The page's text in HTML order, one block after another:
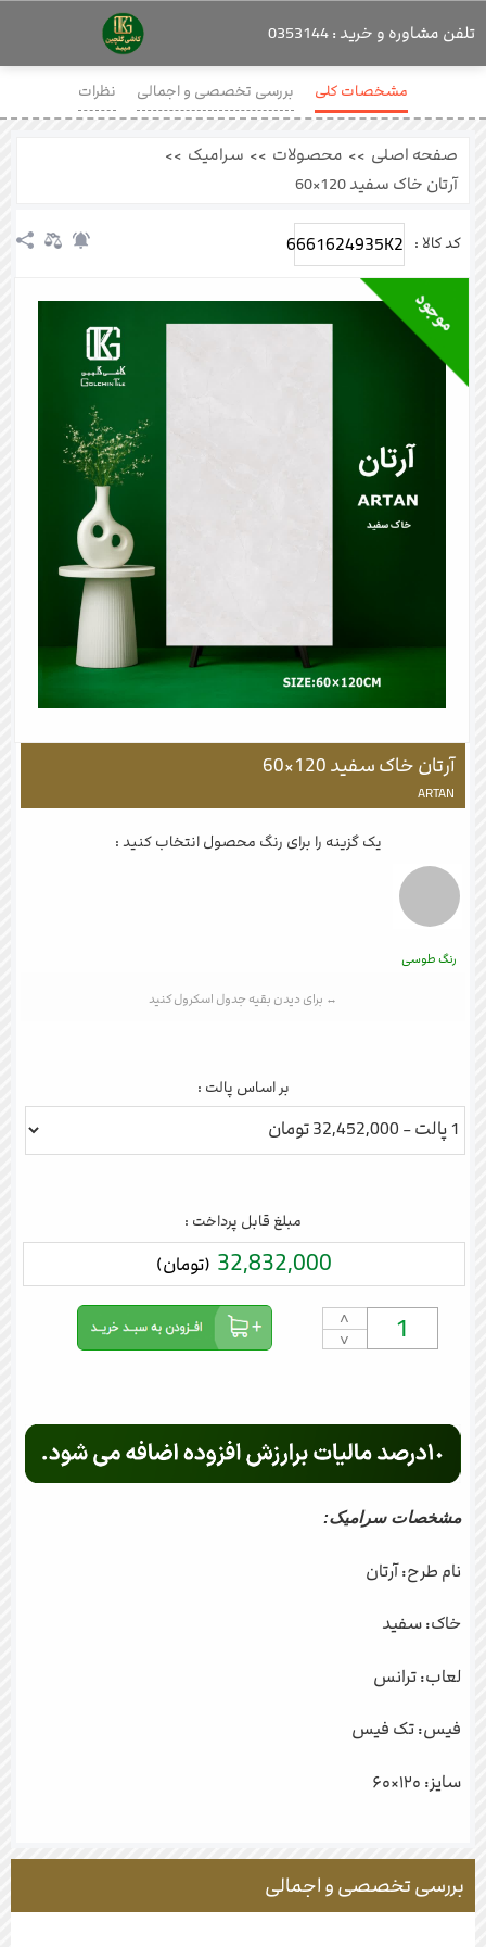
مشخصات کلی بررسی تخصصی و اجمالی نظرات
صفحه اصلی >> محصولات >> سرامیک >>
آرتان خاک سفید 120×60
کد کالا : 6661624935K2
آرتان خاک سفید 120×60
ARTAN
یک گزینه را برای رنگ محصول انتخاب کنید :
رنگ طوسی
بر اساس پالت :
مبلغ قابل پرداخت :
32,832,000 (تومان)
˄
˅
مشخصات سرامیک:
نام طرح: آرتان
خاک: سفید
لعاب: ترانس
فیس: تک فیس
سایز: ۱۲۰×۶۰
بررسی تخصصی و اجمالی
تلفن مشاوره و خرید : 0353144